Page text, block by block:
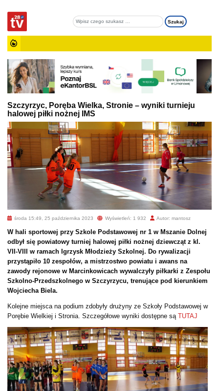
Szczyrzyc, Poręba Wielka, Stronie – wyniki turnieju
halowej piłki nożnej IMS
środa 15:49, 25 października 2023 Wyświetleń: 1 932 Autor: mantosz
W hali sportowej przy Szkole Podstawowej nr 1 w Mszanie Dolnej
odbył się powiatowy turniej halowej piłki nożnej dziewcząt z kl.
VII-VIII w ramach Igrzysk Młodzieży Szkolnej. Do rywalizacji
przystąpiło 10 zespołów, a mistrzostwo powiatu i awans na
zawody rejonowe w Marcinkowicach wywalczyły piłkarki z Zespołu
Szkolno-Przedszkolnego w Szczyrzycu, trenujące pod kierunkiem
Wojciecha Biela.
Kolejne miejsca na podium zdobyły drużyny ze Szkoły Podstawowej w
Porębie Wielkiej i Stronia. Szczegółowe wyniki dostępne są TUTAJ